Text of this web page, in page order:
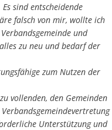
sind entscheidende
falsch von mir, wollte ich
und
zu neu und bedarf der
zum Nutzen der
vollenden, den Gemeinden
Unterstützung und